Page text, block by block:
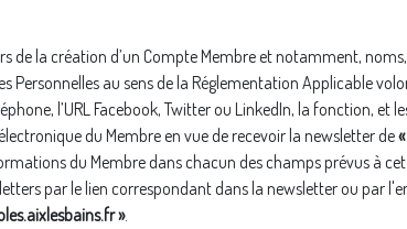
de la création d’un Compte Membre et notamment,
au sens de la Réglementation Applicable
l’URL Facebook, Twitter ou LinkedIn, la fonction, et
du Membre en vue de recevoir la newsletter de
du Membre dans chacun des champs prévus à
par le lien correspondant dans la newsletter ou par
».